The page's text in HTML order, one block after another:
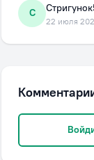
С
22 июля